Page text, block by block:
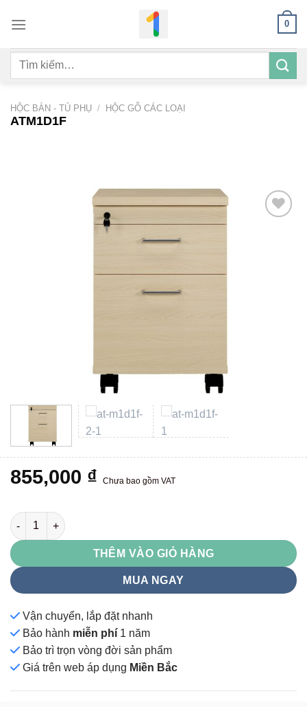
qua
dung
0
Tìm
HỘC BÀN - TỦ PHỤ / HỘC GỖ CÁC LOẠI
ATM1D1F
855,000 ₫ Chưa bao gồm VAT
ATM1D1F số lượng
THÊM VÀO GIỎ HÀNG
MUA NGAY
Vận chuyển, lắp đặt nhanh
Bảo hành miễn phí 1 năm
Bảo trì trọn vòng đời sản phẩm
Giá trên web áp dụng Miền Bắc